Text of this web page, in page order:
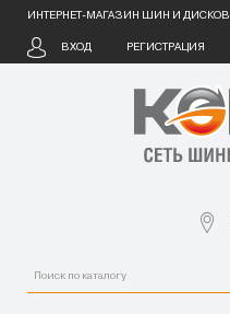
ИНТЕРНЕТ-МАГАЗИН ШИН И ДИСКОВ
ВХОД РЕГИСТРАЦИЯ